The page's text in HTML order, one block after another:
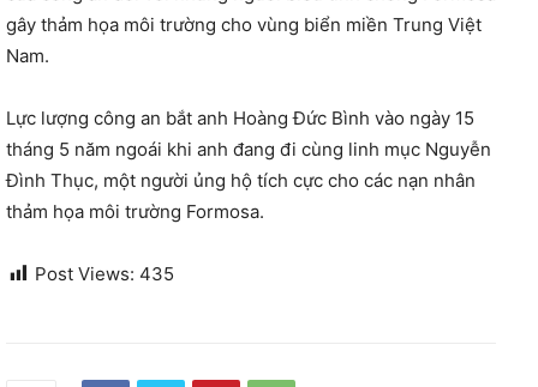
gây thảm họa môi trường cho vùng biển miền Trung Việt
Nam.
Lực lượng công an bắt anh Hoàng Đức Bình vào ngày 15
tháng 5 năm ngoái khi anh đang đi cùng linh mục Nguyễn
Đình Thục, một người ủng hộ tích cực cho các nạn nhân
thảm họa môi trường Formosa.
Post Views: 435